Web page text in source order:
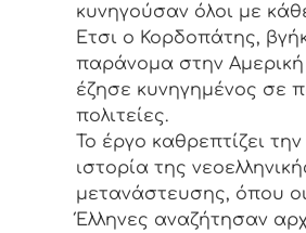
κυνηγούσαν όλοι με
Ετσι ο Κορδοπάτης,
παράνομα στην Αμερική
έζησε κυνηγημένος σε
πολιτείες.
Το έργο καθρεπτίζει την
ιστορία της
μετανάστευσης, όπου
Έλληνες αναζήτησαν